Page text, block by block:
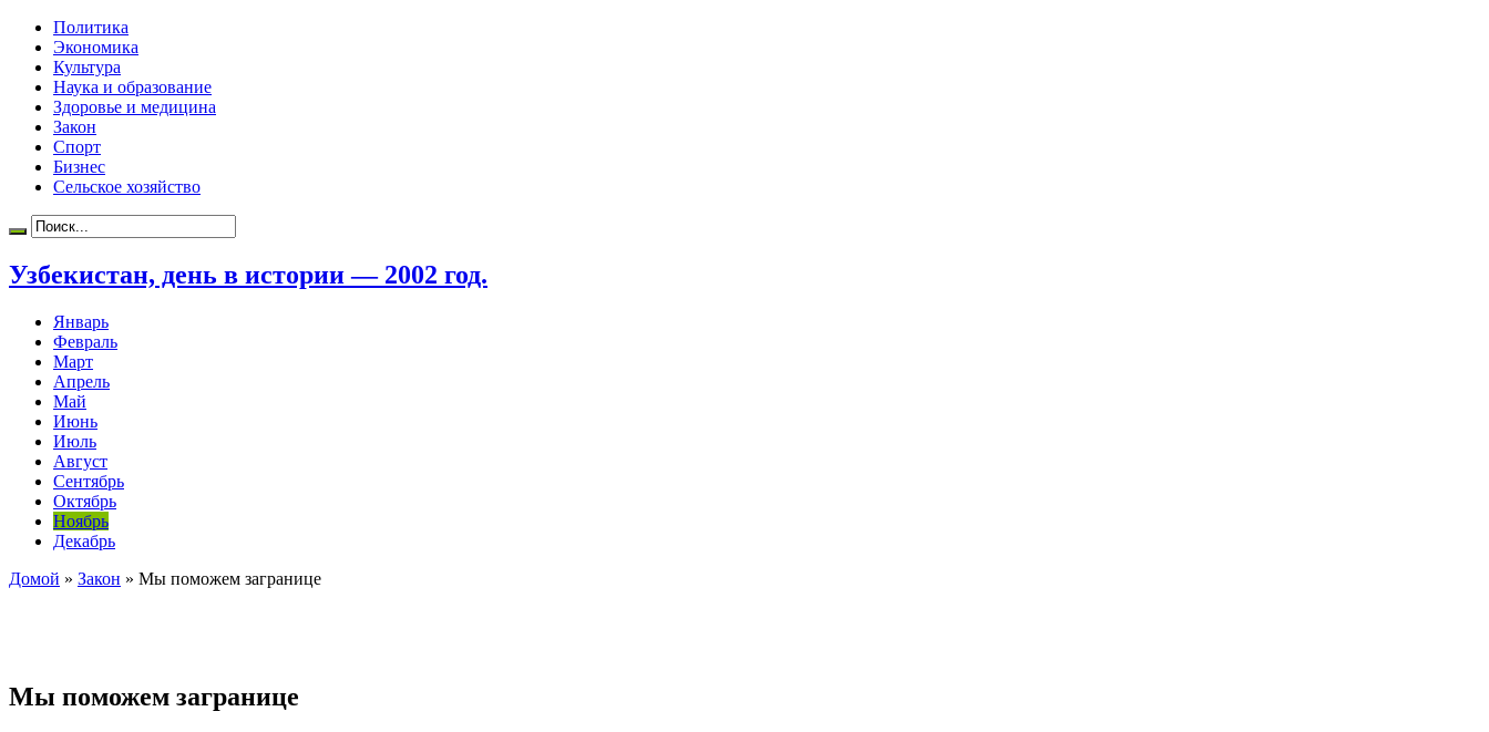
Политика
Экономика
Культура
Наука и образование
Здоровье и медицина
Закон
Спорт
Бизнес
Сельское хозяйство
Узбекистан, день в истории — 2002 год.
Январь
Февраль
Март
Апрель
Май
Июнь
Июль
Август
Сентябрь
Октябрь
Ноябрь
Декабрь
Домой » Закон » Мы поможем загранице
Мы поможем загранице